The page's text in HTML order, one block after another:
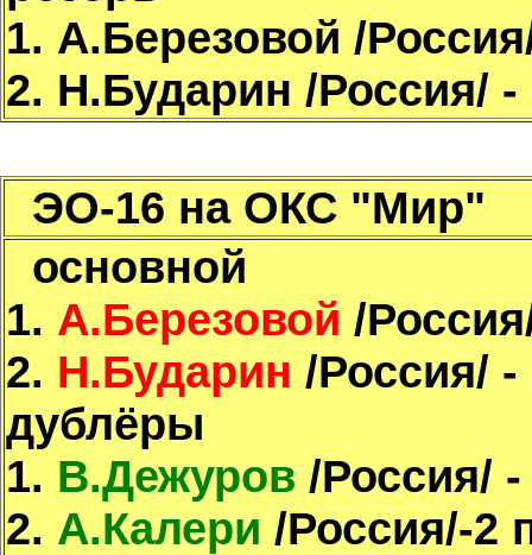
1. А.Березовой /
2. Н.Бударин /Россия/ -
ЭО-16 на ОКС "Мир"
основной
1. А.Березовой /
2. Н.Бударин /Россия/
дублёры
1. В.Дежуров /Россия/
2. А.Калери /Россия/-2